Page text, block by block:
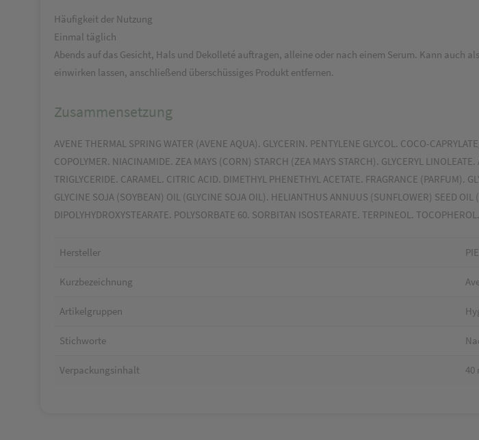
Häufigkeit der Nutzung
Einmal täglich
Abends auf das Gesicht, Hals und Dekolleté auftragen, alleine oder nach einem Serum. Kann auch
einwirken lassen, anschließend überschüssiges Produkt entfernen.
Zusammensetzung
AVENE THERMAL SPRING WATER (AVENE AQUA). GLYCERIN. PENTYLENE GLYCOL. COCO-
COPOLYMER. NIACINAMIDE. ZEA MAYS (CORN) STARCH (ZEA MAYS STARCH). GLYCERYL
TRIGLYCERIDE. CARAMEL. CITRIC ACID. DIMETHYL PHENETHYL ACETATE. FRAGRANCE (PARFUM).
GLYCINE SOJA (SOYBEAN) OIL (GLYCINE SOJA OIL). HELIANTHUS ANNUUS (SUNFLOWER) SEED
DIPOLYHYDROXYSTEARATE. POLYSORBATE 60. SORBITAN ISOSTEARATE. TERPINEOL.
Hersteller
Kurzbezeichnung
Artikelgruppen
Stichworte
Verpackungsinhalt 40